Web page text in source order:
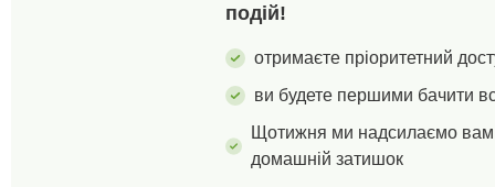
прати в пральній машині.
подій!
отримаєте пріоритетний
ви будете першими бачити
Щотижня ми надсилаємо вам
домашній затишок